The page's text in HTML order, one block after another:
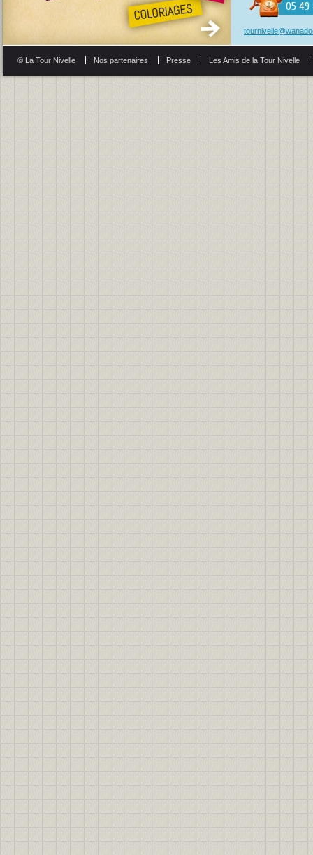
05 49
© La Tour Nivelle Nos partenaires Presse Les Amis de la Tour Nivelle